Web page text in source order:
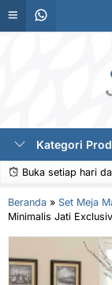
Kategori
Buka setiap hari
Beranda » Set Meja
Minimalis Jati